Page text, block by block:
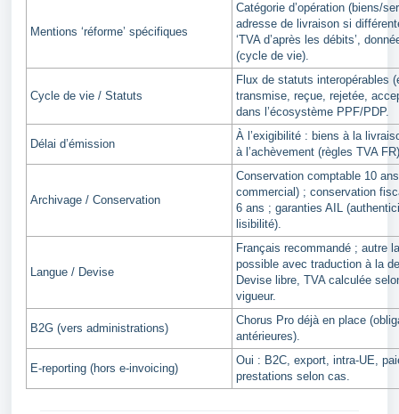
Mentions ‘réforme’ spécifiques
Catégorie d’opération (biens/
adresse de livraison si
‘TVA d’après les débits’,
(cycle de vie).
Cycle de vie / Statuts
Flux de statuts interopérables
transmise, reçue, rejetée,
dans l’écosystème PPF/PDP.
Délai d’émission
À l’exigibilité : biens à la
à l’achèvement (règles TVA
Archivage / Conservation
Conservation comptable 10
commercial) ; conservation
6 ans ; garanties AIL
lisibilité).
Langue / Devise
Français recommandé ; autre
possible avec traduction à la
Devise libre, TVA calculée
vigueur.
B2G (vers administrations)
Chorus Pro déjà en place
antérieures).
E‑reporting (hors e‑invoicing)
Oui : B2C, export, intra‑UE,
prestations selon cas.